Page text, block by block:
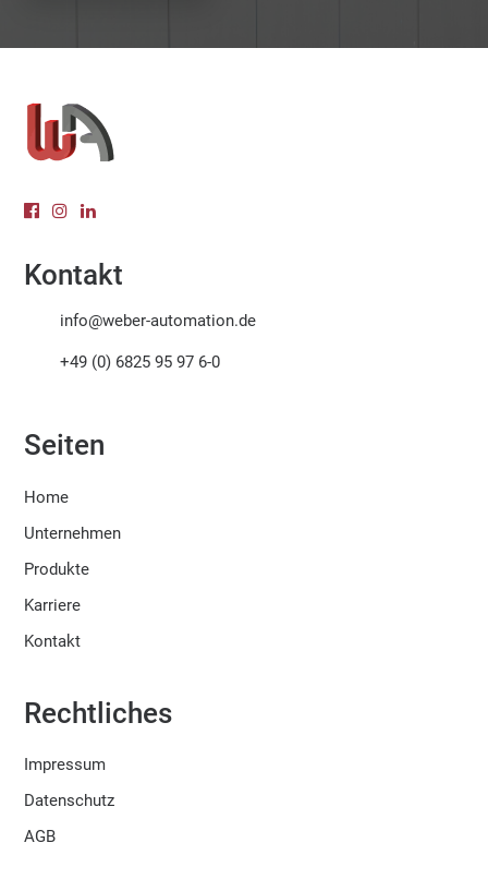
Kontakt
info@weber-automation.de
+49 (0) 6825 95 97 6-0
Seiten
Home
Unternehmen
Produkte
Karriere
Kontakt
Rechtliches
Impressum
Datenschutz
AGB